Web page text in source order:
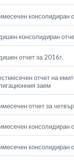
консолидиран
консолидиран
отчет за 2016г.
отчет на
заем
отчет за
консолидиран
консолидиран